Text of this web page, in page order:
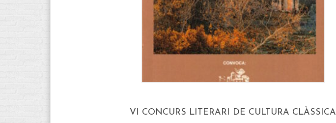
VI CONCURS LITERARI DE CULTURA CLÀSSICA